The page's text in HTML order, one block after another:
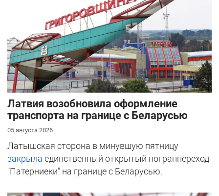
Латвия возобновила оформление
транспорта на границе с Беларусью
05 августа 2026
Латышская сторона в минувшую пятницу
закрыла единственный открытый погранпереход
"Патерниеки" на границе с Беларусью.